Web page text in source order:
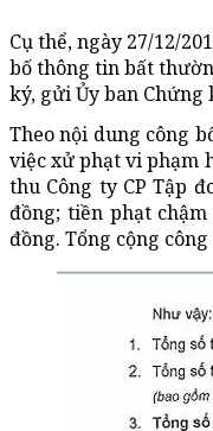
Cụ thể, ngày 27/12/
bố thông tin bất
ký, gửi Ủy ban Chứng
Theo nội dung công
việc xử phạt vi phạm
thu Công ty CP Tập
đồng; tiền phạt
đồng. Tổng cộng